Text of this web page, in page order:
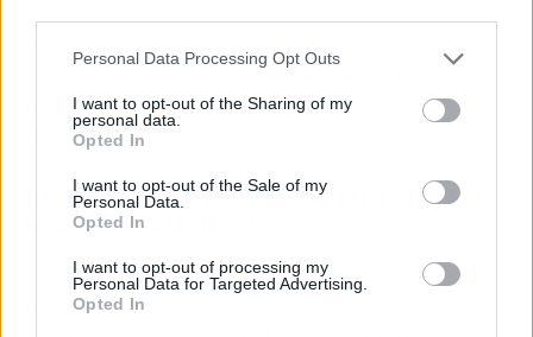
Personal Data Processing Opt Outs
I want to opt-out of the Sharing of my
personal data.
Opted In
I want to opt-out of the Sale of my
Personal Data.
Opted In
I want to opt-out of processing my
Personal Data for Targeted Advertising.
Opted In
moderna. La Thermomix no solo nos
abre la puerta a infinitas
posibilidadesen la repostería casera. ¡Feliz
cocina!
EL MEMBRILLO EN LA DIÁSPORA
GASTRONÓMICA
Más allá de las fronteras españolas, el
membrillo ha viajado y se ha adaptado a